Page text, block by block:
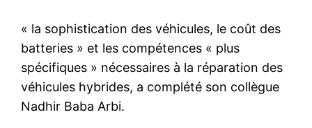
« la sophistication des véhicules, le coût des
batteries » et les compétences « plus
spécifiques » nécessaires à la réparation des
véhicules hybrides, a complété son collègue
Nadhir Baba Arbi.